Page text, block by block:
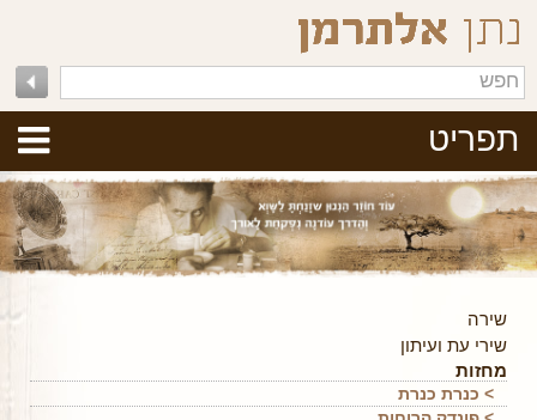
תפריט
שירה
שירי עת ועיתון
מחזות
> כנרת כנרת